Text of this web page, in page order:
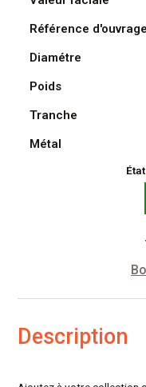
1902
Référence d'ouvrage
Diamétre
Poids
Tranche
Métal
Description